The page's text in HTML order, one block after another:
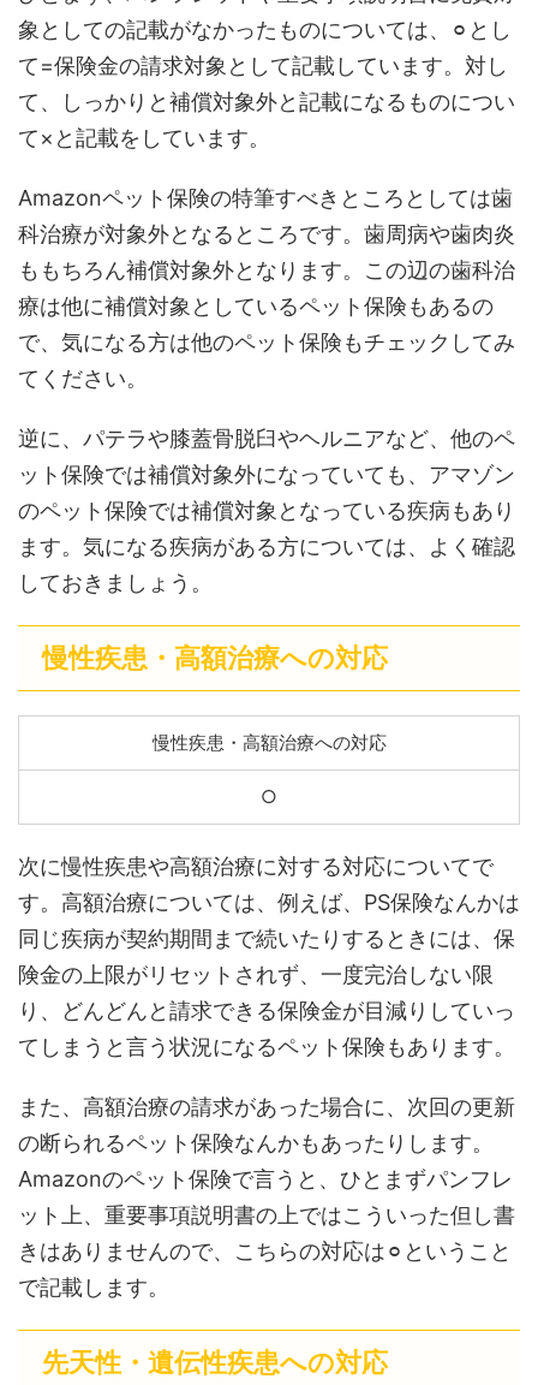
象としての記載がなかったものについては、⚪︎とし
て=保険金の請求対象として記載しています。対し
て、しっかりと補償対象外と記載になるものについ
て×と記載をしています。
Amazonペット保険の特筆すべきところとしては歯
科治療が対象外となるところです。歯周病や歯肉炎
ももちろん補償対象外となります。この辺の歯科治
療は他に補償対象としているペット保険もあるの
で、気になる方は他のペット保険もチェックしてみ
てください。
逆に、パテラや膝蓋骨脱臼やヘルニアなど、他のペ
ット保険では補償対象外になっていても、アマゾン
のペット保険では補償対象となっている疾病もあり
ます。気になる疾病がある方については、よく確認
しておきましょう。
慢性疾患・高額治療への対応
慢性疾患・高額治療への対応
○
次に慢性疾患や高額治療に対する対応についてで
す。高額治療については、例えば、PS保険なんかは
同じ疾病が契約期間まで続いたりするときには、保
険金の上限がリセットされず、一度完治しない限
り、どんどんと請求できる保険金が目減りしていっ
てしまうと言う状況になるペット保険もあります。
また、高額治療の請求があった場合に、次回の更新
の断られるペット保険なんかもあったりします。
Amazonのペット保険で言うと、ひとまずパンフレ
ット上、重要事項説明書の上ではこういった但し書
きはありませんので、こちらの対応は⚪︎ということ
で記載します。
先天性・遺伝性疾患への対応